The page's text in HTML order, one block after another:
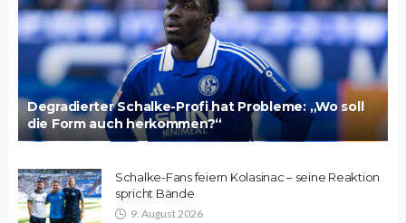
Degradierter Schalke-Profi hat Probleme: „Wo soll
die Form auch herkommen?“
Schalke-Fans feiern Kolasinac – seine Reaktion
spricht Bände
9. August 2026